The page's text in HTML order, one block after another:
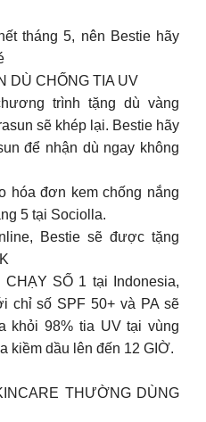
tháng 5, nên Bestie hãy
DÙ CHỐNG TIA UV
trình tặng dù vàng
sẽ khép lại. Bestie hãy
để nhận dù ngay không
hóa đơn kem chống nắng
5 tại Sociolla.
Bestie sẽ được tặng
SỐ 1 tại Indonesia,
chỉ số SPF 50+ và PA sẽ
khỏi 98% tia UV tại vùng
kiềm dầu lên đến 12 GIỜ.
THƯỜNG DÙNG